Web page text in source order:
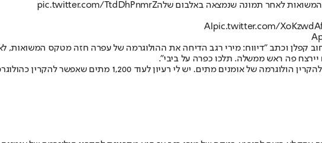
המשואות לאחר תמונה שנמצאה באלבום שלהpic.twitter.com/TtdDhPnmrZ
pic.twitter.com/
קפלן וכתב "דיווח: מירי רגב הדיחה את ההולוגרמה של עפרה חזה מטקס המשואות,
פה ראש ממשלה. תלכו כפרה על ביבי".
מתים. יש לי רעיון לעוד 1,200 מתים שאפשר להקרין כהולוגרמה של קהל